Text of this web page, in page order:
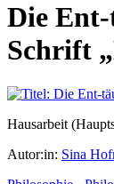
Die
Schrift
Hausarbeit
Autor:in: Sina